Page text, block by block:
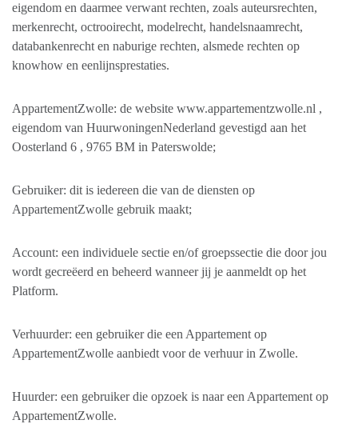
eigendom en daarmee verwant rechten, zoals auteursrechten,
merkenrecht, octrooirecht, modelrecht, handelsnaamrecht,
databankenrecht en naburige rechten, alsmede rechten op
knowhow en eenlijnsprestaties.
AppartementZwolle: de website www.appartementzwolle.nl ,
eigendom van HuurwoningenNederland gevestigd aan het
Oosterland 6 , 9765 BM in Paterswolde;
Gebruiker: dit is iedereen die van de diensten op
AppartementZwolle gebruik maakt;
Account: een individuele sectie en/of groepssectie die door jou
wordt gecreëerd en beheerd wanneer jij je aanmeldt op het
Platform.
Verhuurder: een gebruiker die een Appartement op
AppartementZwolle aanbiedt voor de verhuur in Zwolle.
Huurder: een gebruiker die opzoek is naar een Appartement op
AppartementZwolle.